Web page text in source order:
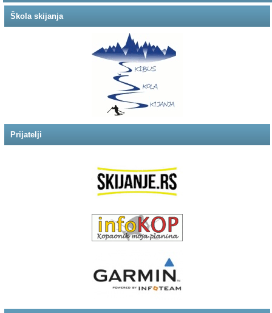
Škola skijanja
Prijatelji